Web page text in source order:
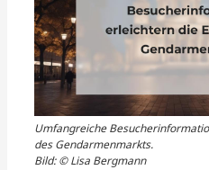
Umfangreiche
des Gendarmenmarkts.
Bild: © Lisa Bergmann